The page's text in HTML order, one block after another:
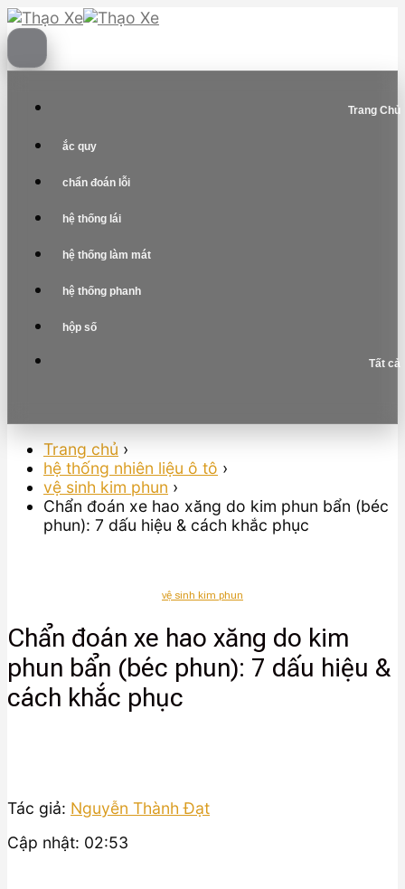
Skip
to
content
Trang Chủ
ắc quy
chẩn đoán lỗi
hệ thống lái
hệ thống làm mát
hệ thống phanh
hộp số
Tất cả
Trang chủ ›
hệ thống nhiên liệu ô tô ›
vệ sinh kim phun ›
Chẩn đoán xe hao xăng do kim phun bẩn (béc
phun): 7 dấu hiệu & cách khắc phục
vệ sinh kim phun
Chẩn đoán xe hao xăng do kim
phun bẩn (béc phun): 7 dấu hiệu &
cách khắc phục
Tác giả: Nguyễn Thành Đạt
Cập nhật: 02:53